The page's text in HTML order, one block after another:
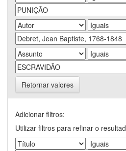
Retornar valores
Adicionar filtros:
Utilizar filtros para refinar o